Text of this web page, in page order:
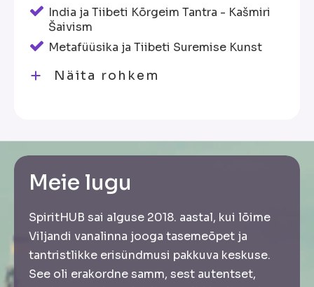
India ja Tiibeti Kõrgeim Tantra - Kašmiri
Šaivism
Metafüüsika ja Tiibeti Suremise Kunst
Näita rohkem
Meie lugu
SpiritHUB sai alguse 2018. aastal, kui lõime
Viljandi vanalinna jooga tasemeõpet ja
tantristlikke erisündmusi pakkuva keskuse.
See oli erakordne samm, sest autentset,